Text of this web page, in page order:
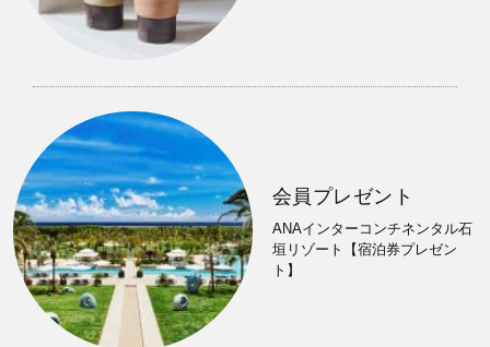
会員プレゼント
ANAインターコンチネンタル石
垣リゾート【宿泊券プレゼン
ト】